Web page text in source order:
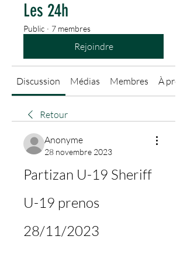
Les 24h
Public · 7 membres
Rejoindre
Discussion Médias Membres À
Retour
Anonyme
28 novembre 2023
Partizan U-19 Sheriff
U-19 prenos
28/11/2023